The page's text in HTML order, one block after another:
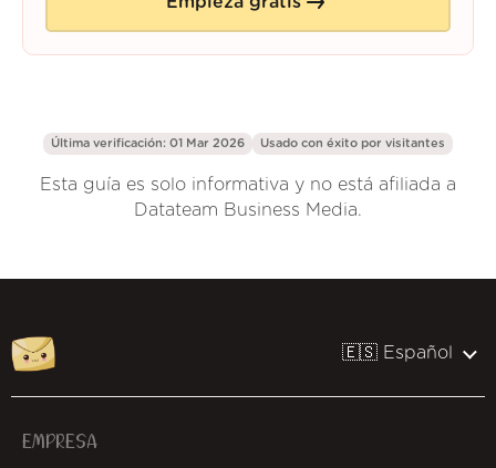
Última verificación: 01 Mar 2026 Usado con éxito por visitantes
Esta guía es solo informativa y no está afiliada a
Datateam Business Media.
🇪🇸 Español
EMPRESA